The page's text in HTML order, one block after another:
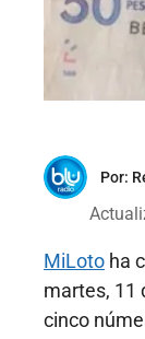
Por:
MiLoto ha
martes, 11
cinco